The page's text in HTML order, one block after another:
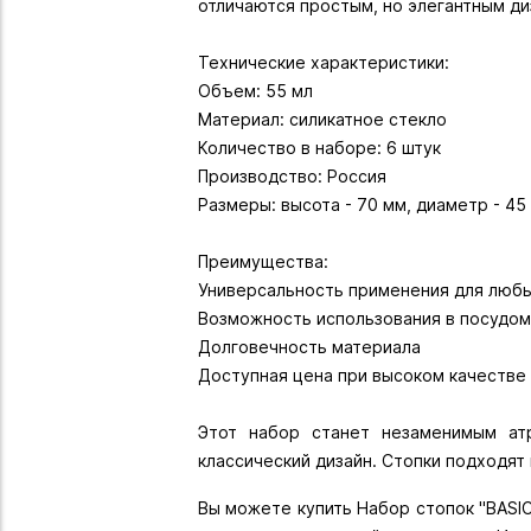
отличаются простым, но элегантным
Технические характеристики:
Объем: 55 мл
Материал: силикатное стекло
Количество в наборе: 6 штук
Производство: Россия
Размеры: высота - 70 мм, диаметр -
Преимущества:
Универсальность применения для
Возможность использования в
Долговечность материала
Доступная цена при высоком качестве
Этот набор станет незаменимым
Вы можете купить Набор стопок